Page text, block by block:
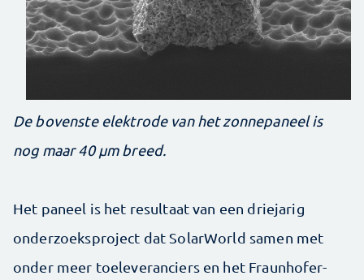
De bovenste elektrode van het zonnepaneel is
nog maar 40 μm breed.
Het paneel is het resultaat van een driejarig
onderzoeksproject dat SolarWorld samen met
onder meer toeleveranciers en het Fraunhofer-